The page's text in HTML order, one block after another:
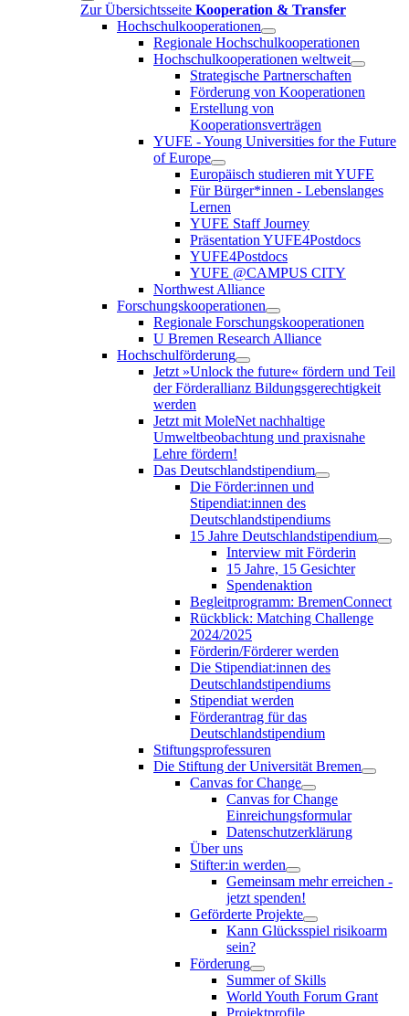
Zur Übersichtsseite Kooperation & Transfer
Hochschulkooperationen
Regionale Hochschulkooperationen
Hochschulkooperationen weltweit
Strategische Partnerschaften
Förderung von Kooperationen
Erstellung von
Kooperationsverträgen
YUFE - Young Universities for the Future
of Europe
Europäisch studieren mit YUFE
Für Bürger*innen - Lebenslanges
Lernen
YUFE Staff Journey
Präsentation YUFE4Postdocs
YUFE4Postdocs
YUFE @CAMPUS CITY
Northwest Alliance
Forschungskooperationen
Regionale Forschungskooperationen
U Bremen Research Alliance
Hochschulförderung
Jetzt »Unlock the future« fördern und Teil
der Förderallianz Bildungsgerechtigkeit
werden
Jetzt mit MoleNet nachhaltige
Umweltbeobachtung und praxisnahe
Lehre fördern!
Das Deutschlandstipendium
Die Förder:innen und
Stipendiat:innen des
Deutschlandstipendiums
15 Jahre Deutschlandstipendium
Interview mit Förderin
15 Jahre, 15 Gesichter
Spendenaktion
Begleitprogramm: BremenConnect
Rückblick: Matching Challenge
2024/2025
Förderin/Förderer werden
Die Stipendiat:innen des
Deutschlandstipendiums
Stipendiat werden
Förderantrag für das
Deutschlandstipendium
Stiftungsprofessuren
Die Stiftung der Universität Bremen
Canvas for Change
Canvas for Change
Einreichungsformular
Datenschutzerklärung
Über uns
Stifter:in werden
Gemeinsam mehr erreichen -
jetzt spenden!
Geförderte Projekte
Kann Glücksspiel risikoarm
sein?
Förderung
Summer of Skills
World Youth Forum Grant
Projektprofile